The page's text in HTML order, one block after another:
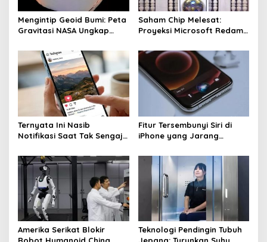
t
i
n
Mengintip Geoid Bumi: Peta
Gravitasi NASA Ungkap
Saham Chip Melesat:
Proyeksi Microsoft Redam
Ternyata Ini Nasib
Notifikasi Saat Tak Sengaja
Fitur Tersembunyi Siri di
iPhone yang Jarang
Amerika Serikat Blokir
Teknologi Pendingin Tubuh